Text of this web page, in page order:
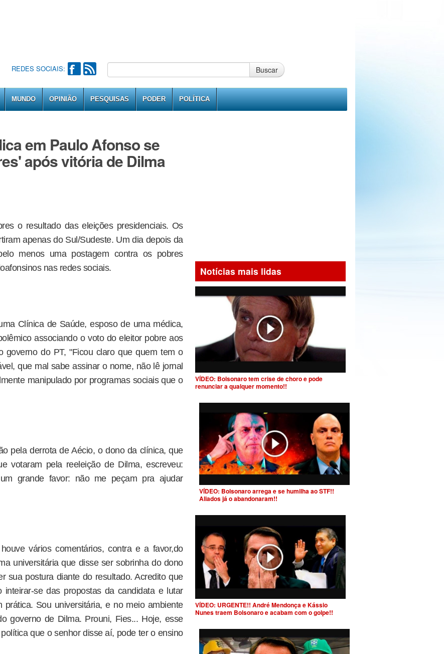
REDES SOCIAIS: Buscar
MUNDO OPINIÃO PESQUISAS PODER POLÍTICA
em Paulo Afonso se
após vitória de Dilma
o resultado das eleições presidenciais. Os
apenas do Sul/Sudeste. Um dia depois da
menos uma postagem contra os pobres
nas redes sociais.
Clínica de Saúde, esposo de uma médica,
associando o voto do eleitor pobre aos
governo do PT, "Ficou claro que quem tem o
que mal sabe assinar o nome, não lê jornal
manipulado por programas sociais que o
pela derrota de Aécio, o dono da clínica, que
votaram pela reeleição de Dilma, escreveu:
grande favor: não me peçam pra ajudar
vários comentários, contra e a favor,do
universitária que disse ser sobrinha do dono
sua postura diante do resultado. Acredito que
se das propostas da candidata e lutar
Sou universitária, e no meio ambiente
governo de Dilma. Prouni, Fies... Hoje, esse
que o senhor disse aí, pode ter o ensino
Notícias mais lidas
VÍDEO: Bolsonaro tem crise de choro e pode
renunciar a qualquer momento!!
VÍDEO: Bolsonaro arrega e se humilha ao STF!!
Aliados já o abandonaram!!
VÍDEO: URGENTE!! André Mendonça e Kássio
Nunes traem Bolsonaro e acabam com o golpe!!